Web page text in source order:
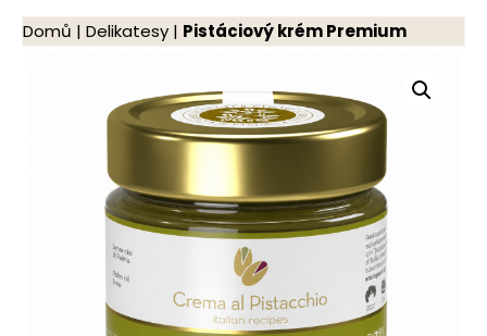
u
c
Domů | Delikatesy | Pistáciový krém Premium